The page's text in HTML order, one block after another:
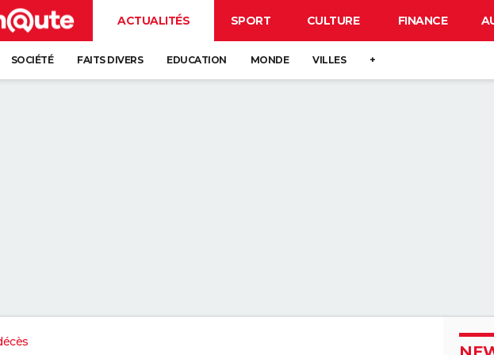
ACTUALITÉS SPORT CULTURE FINANCE
SOCIÉTÉ FAITS DIVERS EDUCATION MONDE VILLES +